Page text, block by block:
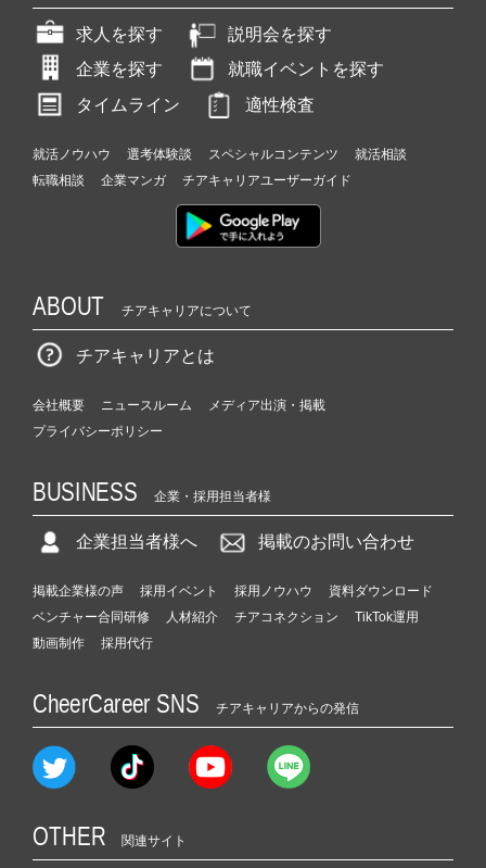
求人を探す
説明会を探す
企業を探す
就職イベントを探す
タイムライン
適性検査
就活ノウハウ 選考体験談 スペシャルコンテンツ
就活相談
転職相談
企業マンガ チアキャリアユーザーガイド
ABOUT チアキャリアについて
チアキャリアとは
会社概要 ニュースルーム
メディア出演・掲載
プライバシーポリシー
BUSINESS 企業・採用担当者様
企業担当者様へ 掲載のお問い合わせ
掲載企業様の声 採用イベント 採用ノウハウ
資料ダウンロード
ベンチャー合同研修
人材紹介 チアコネクション
TikTok運用
動画制作
採用代行
CheerCareer SNS チアキャリアからの発信
OTHER 関連サイト